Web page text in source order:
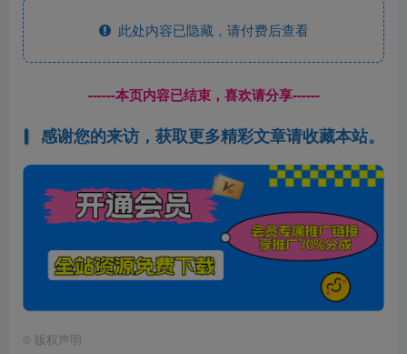
此处内容已隐藏，请付费后查看
------本页内容已结束，喜欢请分享------
感谢您的来访，获取更多精彩文章请收藏本站。
© 版权声明